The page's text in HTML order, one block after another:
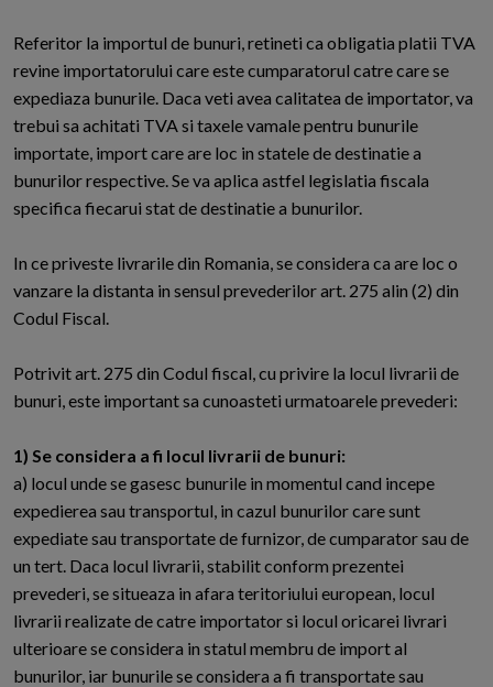
Referitor la importul de bunuri, retineti ca obligatia platii TVA
revine importatorului care este cumparatorul catre care se
expediaza bunurile. Daca veti avea calitatea de importator, va
trebui sa achitati TVA si taxele vamale pentru bunurile
importate, import care are loc in statele de destinatie a
bunurilor respective. Se va aplica astfel legislatia fiscala
specifica fiecarui stat de destinatie a bunurilor.
In ce priveste livrarile din Romania, se considera ca are loc o
vanzare la distanta in sensul prevederilor art. 275 alin (2) din
Codul Fiscal.
Potrivit art. 275 din Codul fiscal, cu privire la locul livrarii de
bunuri, este important sa cunoasteti urmatoarele prevederi:
1) Se considera a fi locul livrarii de bunuri:
a) locul unde se gasesc bunurile in momentul cand incepe
expedierea sau transportul, in cazul bunurilor care sunt
expediate sau transportate de furnizor, de cumparator sau de
un tert. Daca locul livrarii, stabilit conform prezentei
prevederi, se situeaza in afara teritoriului european, locul
livrarii realizate de catre importator si locul oricarei livrari
ulterioare se considera in statul membru de import al
bunurilor, iar bunurile se considera a fi transportate sau